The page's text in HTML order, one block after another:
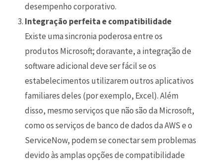
desempenho corporativo.
Integração perfeita e compatibilidade
Existe uma sincronia poderosa entre os
produtos Microsoft; doravante, a integração de
software adicional deve ser fácil se os
estabelecimentos utilizarem outros aplicativos
familiares deles (por exemplo, Excel). Além
disso, mesmo serviços que não são da Microsoft,
como os serviços de banco de dados da AWS e o
ServiceNow, podem se conectar sem problemas
devido às amplas opções de compatibilidade